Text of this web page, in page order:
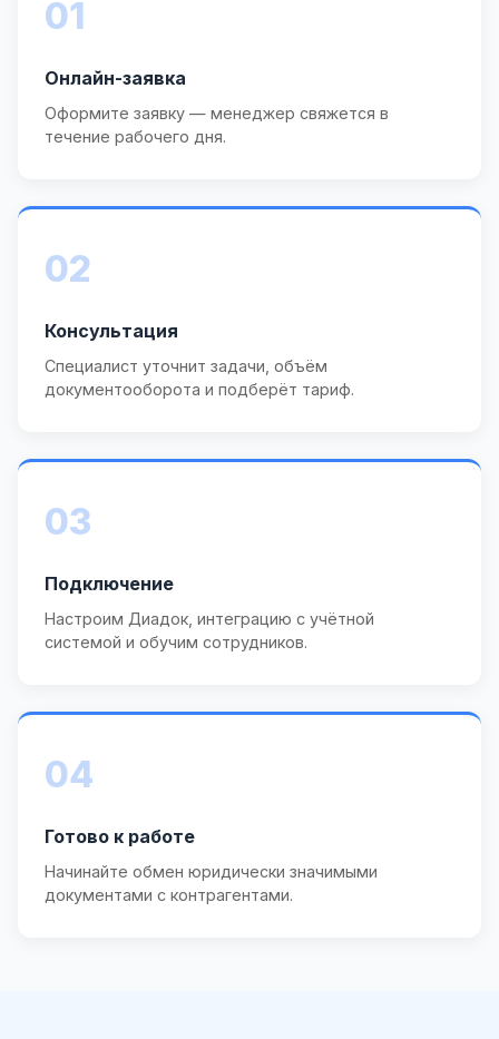
01
Онлайн-заявка
Оформите заявку — менеджер свяжется в
течение рабочего дня.
02
Консультация
Специалист уточнит задачи, объём
документооборота и подберёт тариф.
03
Подключение
Настроим Диадок, интеграцию с учётной
системой и обучим сотрудников.
04
Готово к работе
Начинайте обмен юридически значимыми
документами с контрагентами.